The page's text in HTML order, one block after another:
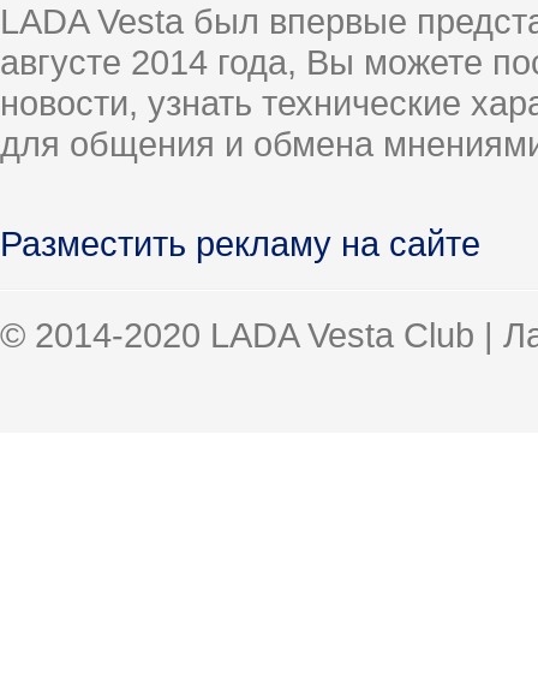
LADA Vesta был впервые
августе 2014 года, Вы можете
новости, узнать технические
для общения и обмена
Разместить рекламу на сайте
© 2014-2020 LADA Vesta Club |